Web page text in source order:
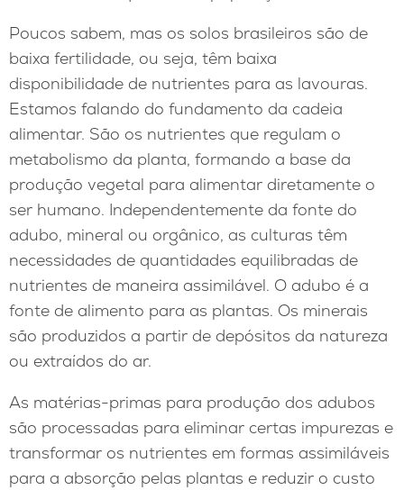
Poucos sabem, mas os solos brasileiros são de
baixa fertilidade, ou seja, têm baixa
disponibilidade de nutrientes para as lavouras.
Estamos falando do fundamento da cadeia
alimentar. São os nutrientes que regulam o
metabolismo da planta, formando a base da
produção vegetal para alimentar diretamente o
ser humano. Independentemente da fonte do
adubo, mineral ou orgânico, as culturas têm
necessidades de quantidades equilibradas de
nutrientes de maneira assimilável. O adubo é a
fonte de alimento para as plantas. Os minerais
são produzidos a partir de depósitos da natureza
ou extraídos do ar.
As matérias-primas para produção dos adubos
são processadas para eliminar certas impurezas e
transformar os nutrientes em formas assimiláveis
para a absorção pelas plantas e reduzir o custo